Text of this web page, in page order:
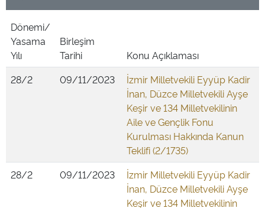
Dönemi/
Yasama
Yılı
Birleşim
Tarihi
Konu Açıklaması
28/2
09/11/2023
İzmir Milletvekili Eyyüp Kadir
İnan, Düzce Milletvekili Ayşe
Keşir ve 134 Milletvekilinin
Aile ve Gençlik Fonu
Kurulması Hakkında Kanun
Teklifi (2/1735)
28/2
09/11/2023
İzmir Milletvekili Eyyüp Kadir
İnan, Düzce Milletvekili Ayşe
Keşir ve 134 Milletvekilinin